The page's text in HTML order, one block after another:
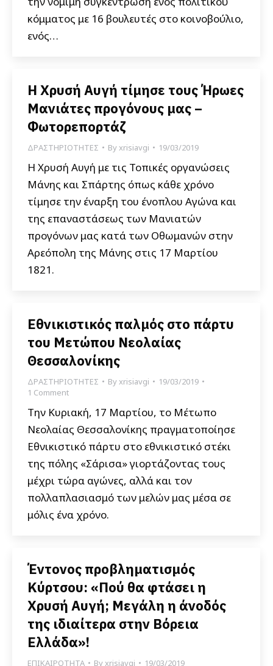
κόμματος με 16 βουλευτές στο κοινοβούλιο,
ενός…
Η Χρυσή Αυγή τίμησε τους Ήρωες
Μανιάτες προγόνους μας –
Φωτορεπορτάζ
ΔΡΑΣΤΗΡΙΟΤΗΤΕΣ Byxrisiavgi 19/03/2019
Η Χρυσή Αυγή με τις Τοπικές οργανώσεις
Μάνης και Σπάρτης όπως κάθε χρόνο
τίμησε την έναρξη του ένοπλου Αγώνα και
της επαναστάσεως των Μανιατών
προγόνων μας κατά των Οθωμανών στην
Αρεόπολη της Μάνης στις 17 Μαρτίου
1821.
Εθνικιστικός παλμός στο πάρτυ
του Μετώπου Νεολαίας
Θεσσαλονίκης
ΔΡΑΣΤΗΡΙΟΤΗΤΕΣ Byxrisiavgi
19/03/2019
1 Comment
Την Κυριακή, 17 Μαρτίου, το Μέτωπο
Νεολαίας Θεσσαλονίκης πραγματοποίησε
Εθνικιστικό πάρτυ στο εθνικιστικό στέκι
της πόλης «Σάρισα» γιορτάζοντας τους
μέχρι τώρα αγώνες, αλλά και τον
πολλαπλασιασμό των μελών μας μέσα σε
μόλις ένα χρόνο.
Έντονος προβληματισμός
Κύρτσου: «Πού θα φτάσει η
Χρυσή Αυγή; Μεγάλη η άνοδός
της ιδιαίτερα στην Βόρεια
Ελλάδα»!
ΕΠΙΚΑΙΡΟΤΗΤΑ Byxrisiavgi 19/03/2019